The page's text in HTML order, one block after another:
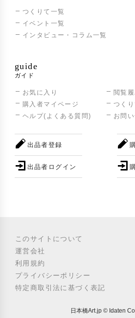
つくりて一覧
イベント一覧
インタビュー・コラム一覧
guide
ガイド
お気に入り
閲覧
購入者マイページ
つく
ヘルプ(よくある質問)
お問
出品者登録
出品者ログイン
このサイトについて
運営会社
利用規約
プライバシーポリシー
特定商取引法に基づく表記
日本橋Art.jp © Idaten